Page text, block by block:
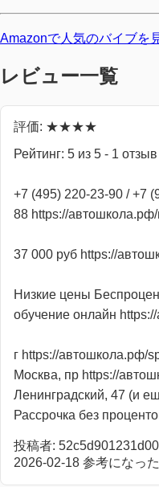
Amazonで人気のバイブを
レビュー一覧
評価: ★★★★
Рейтинг: 5 из 5 - 1
+7 (495) 220-23-90 / +7
88 https://
37 000 руб https://
Низкие цены
обучение онлайн
г https://автошкола.рф/
Москва, пр https://
Ленинградский, 47 (и
Рассрочка без
投稿者:
2026-02-18 参考になっ